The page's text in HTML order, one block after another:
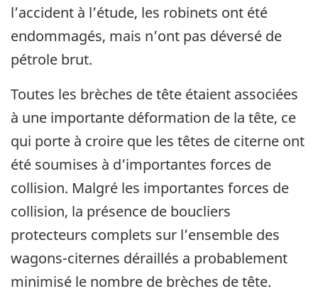
l’accident à l’étude, les robinets ont été
endommagés, mais n’ont pas déversé de
pétrole brut.
Toutes les brèches de tête étaient associées
à une importante déformation de la tête, ce
qui porte à croire que les têtes de citerne ont
été soumises à d’importantes forces de
collision. Malgré les importantes forces de
collision, la présence de boucliers
protecteurs complets sur l’ensemble des
wagons-citernes déraillés a probablement
minimisé le nombre de brèches de tête.